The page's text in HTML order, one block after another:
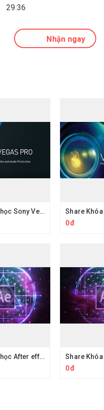
29:36
Nhận ngay
Share Khóa học Sony Vegas Biên tập Video Tập 2 Các hiệu ứng
0đ
Share Khóa học After effects Làm kỹ xảo video cơ bản
0đ